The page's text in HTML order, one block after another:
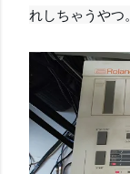
れしちゃうやつ。